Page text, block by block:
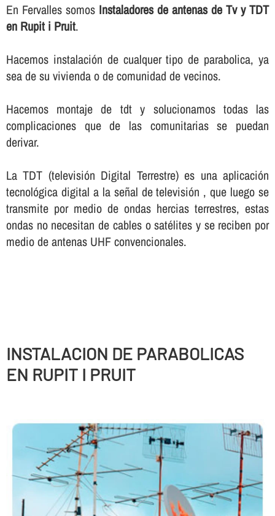
En Fervalles somos Instaladores de antenas de Tv y TDT
en Rupit i Pruit.
Hacemos instalación de cualquer tipo de parabolica, ya
sea de su vivienda o de comunidad de vecinos.
Hacemos montaje de tdt y solucionamos todas las
complicaciones que de las comunitarias se puedan
derivar.
La TDT (televisión Digital Terrestre) es una aplicación
tecnológica digital a la señal de televisión , que luego se
transmite por medio de ondas hercias terrestres, estas
ondas no necesitan de cables o satélites y se reciben por
medio de antenas UHF convencionales.
INSTALACION DE PARABOLICAS
EN RUPIT I PRUIT